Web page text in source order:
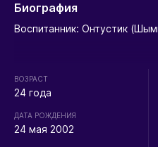
Биография
Воспитанник: Онтустик
ВОЗРАСТ
24 года
ДАТА РОЖДЕНИЯ
24 мая 2002